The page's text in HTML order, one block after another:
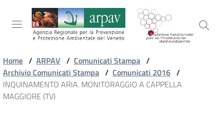
Salta al contenuto
Salta alla navigazione
Salta al footer
ARPAV
Home / ARPAV / Comunicati Stampa /
Archivio Comunicati Stampa / Comunicati 2016 /
INQUINAMENTO ARIA. MONITORAGGIO A CAPPELLA
MAGGIORE (TV)